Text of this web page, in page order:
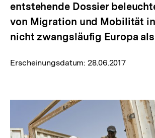
entstehende Dossier
von Migration und Mobilität
nicht zwangsläufig Europa
Erscheinungsdatum:28.06.2017